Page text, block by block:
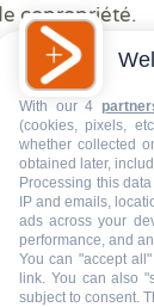
copropriété.
With our 4
(cookies, pixels,
whether collected
obtained later,
Processing this
IP and emails,
ads across your
performance, and
You can "accept
link . You can also
subject to consent.